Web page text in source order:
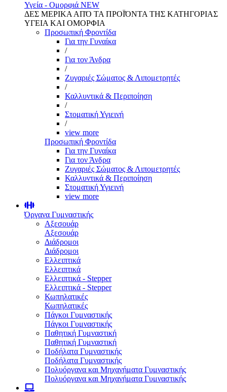
Υγεία - Ομορφιά NEW
ΔΕΣ ΜΕΡΙΚΑ ΑΠΌ ΤΑ ΠΡΟΪΌΝΤΑ ΤΗΣ ΚΑΤΗΓΟΡΙΑΣ
ΥΓΕΙΑ ΚΑΙ ΟΜΟΡΦΙΑ
Προσωπική Φροντίδα
Για την Γυναίκα
/
Για τον Άνδρα
/
Ζυγαριές Σώματος & Λιπομετρητές
/
Καλλυντικά & Περιποίηση
/
Στοματική Υγιεινή
/
view more
Προσωπική Φροντίδα
Για την Γυναίκα
Για τον Άνδρα
Ζυγαριές Σώματος & Λιπομετρητές
Καλλυντικά & Περιποίηση
Στοματική Υγιεινή
view more
Όργανα Γυμναστικής
Αξεσουάρ
Αξεσουάρ
Διάδρομοι
Διάδρομοι
Ελλειπτικά
Ελλειπτικά
Ελλειπτικά - Stepper
Ελλειπτικά - Stepper
Κωπηλατικές
Κωπηλατικές
Πάγκοι Γυμναστικής
Πάγκοι Γυμναστικής
Παθητική Γυμναστική
Παθητική Γυμναστική
Ποδήλατα Γυμναστικής
Ποδήλατα Γυμναστικής
Πολυόργανα και Μηχανήματα Γυμναστικής
Πολυόργανα και Μηχανήματα Γυμναστικής